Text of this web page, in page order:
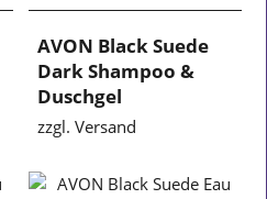
AVON Black Suede
Dark Shampoo &
Duschgel
zzgl. Versand